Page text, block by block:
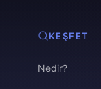
KEŞFET
Nedir?